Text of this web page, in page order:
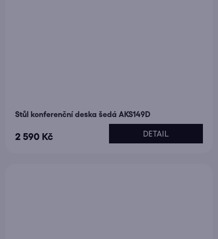
Stůl konferenční deska šedá AKS149D
2 590 Kč DETAIL